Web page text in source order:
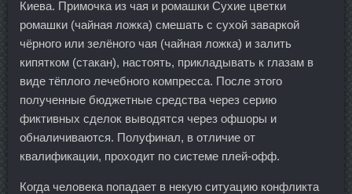
Киева. Примочка из чая и ромашки Сухие цветки
ромашки (чайная ложка) смешать с сухой заваркой
чёрного или зелёного чая (чайная ложка) и залить
кипятком (стакан), настоять, прикладывать к глазам в
виде тёплого лечебного компресса. После этого
полученные бюджетные средства через серию
фиктивных сделок выводятся через офшоры и
обналичиваются. Полуфинал, в отличие от
квалификации, проходит по системе плей-офф.
Когда человека попадает в некую ситуацию конфликта